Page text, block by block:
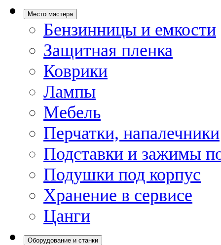
Место мастера
Бензинницы и емкости
Защитная пленка
Коврики
Лампы
Мебель
Перчатки, напалечники
Подставки и зажимы
Подушки под корпус
Хранение в сервисе
Цанги
Оборудование и станки